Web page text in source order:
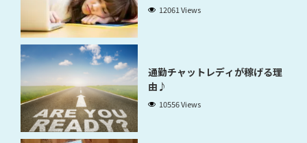
12061 Views
通勤チャットレディが稼げる理
由♪
10556 Views